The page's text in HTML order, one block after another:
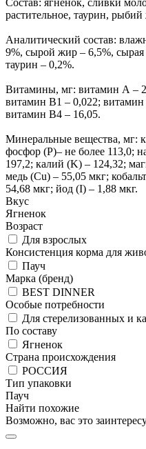
Состав: ягненок, сливки
растительное, таурин,
Аналитический состав:
9%, сырой жир – 6,5%, сырая
таурин – 0,2%.
Витамины, мг: витамин А –
витамин В1 – 0,022;
витамин В4 – 16,05.
Минеральные вещества, мг:
фосфор (Р)– не более 113,0;
197,2; калий (K) – 124,32;
медь (Cu) – 55,05 мкг;
54,68 мкг; йод (I) – 1,88 мкг.
Вкус
Ягненок
Возраст
Для взрослых
Консистенция корма для
Пауч
Марка (бренд)
BEST DINNER
Особые потребности
Для стерелизованных и
По составу
Ягненок
Страна происхождения
РОССИЯ
Тип упаковки
Пауч
Найти похожие
Возможно, вас это